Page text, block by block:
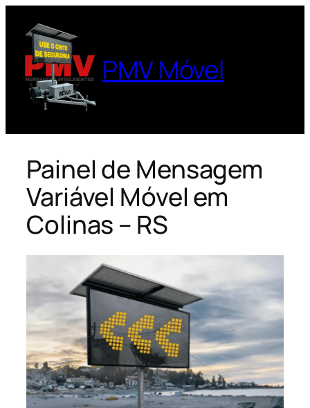
para
conteúdo
PMV Móvel
Painel de Mensagem
Variável Móvel em
Colinas – RS